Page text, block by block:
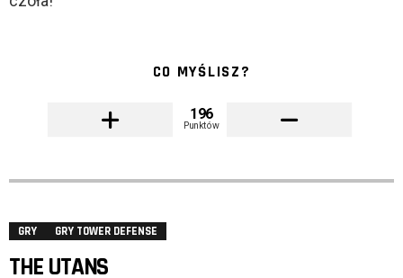
CO MYŚLISZ?
196
Punktów
GRY GRY TOWER DEFENSE
THE UTANS